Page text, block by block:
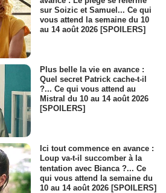
sur Soizic et Samuel... Ce qui
vous attend la semaine du 10
au 14 août 2026 [SPOILERS]
Plus belle la vie en avance :
Quel secret Patrick cache-t-il
?... Ce qui vous attend au
Mistral du 10 au 14 août 2026
[SPOILERS]
Ici tout commence en avance :
Loup va-t-il succomber à la
tentation avec Bianca ?... Ce
qui vous attend la semaine du
10 au 14 août 2026 [SPOILERS]